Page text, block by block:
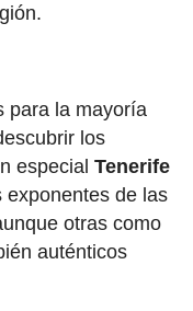
para la mayoría
los
especial Tenerife
de las
otras como
auténticos